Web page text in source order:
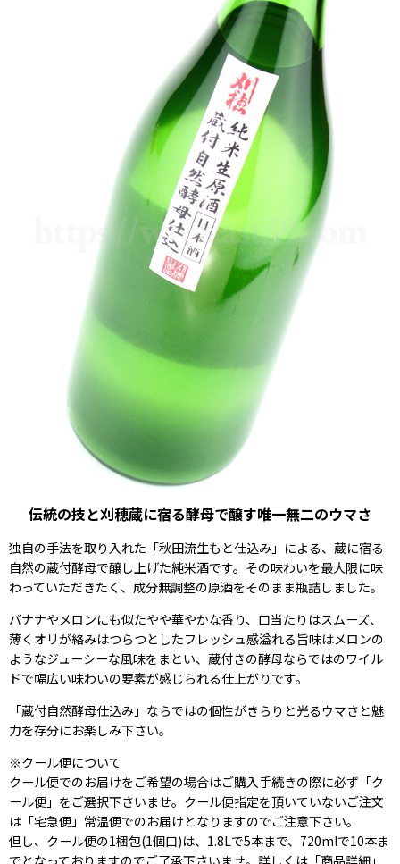
伝統の技と刈穂蔵に宿る酵母で醸す唯一無二のウマさ
独自の手法を取り入れた「秋田流生もと仕込み」による、蔵に宿る
自然の蔵付酵母で醸し上げた純米酒です。その味わいを最大限に味
わっていただきたく、成分無調整の原酒をそのまま瓶詰しました。
バナナやメロンにも似たやや華やかな香り、口当たりはスムーズ、
薄くオリが絡みはつらつとしたフレッシュ感溢れる旨味はメロンの
ようなジューシーな風味をまとい、蔵付きの酵母ならではのワイル
ドで幅広い味わいの要素が感じられる仕上がりです。
「蔵付自然酵母仕込み」ならではの個性がきらりと光るウマさと魅
力を存分にお楽しみ下さい。
※クール便について
クール便でのお届けをご希望の場合はご購入手続きの際に必ず「ク
ール便」をご選択下さいませ。クール便指定を頂いていないご注文
は「宅急便」常温便でのお届けとなりますのでご注意下さい。
但し、クール便の1梱包(1個口)は、1.8Lで5本まで、720mlで10本ま
でとなっておりますのでご了承下さいませ。詳しくは「商品詳細」